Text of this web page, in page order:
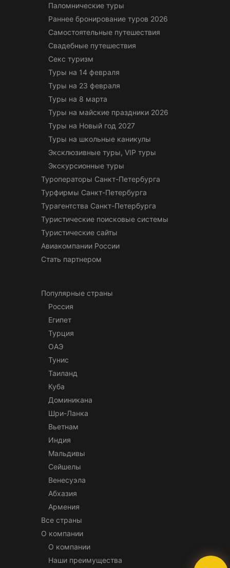
Паломнические туры
Раннее бронирование туров 2026
Самостоятельные путешествия
Свадебные путешествия
Секс туризм
Туры на 14 февраля
Туры на 23 февраля
Туры на 8 марта
Туры на майские праздники 2026
Туры на Новый год 2027
Туры на школьные каникулы
Эксклюзивные туры, VIP туры
Экскурсионные туры
Туроператоры Санкт-Петербурга
Турфирмы Санкт-Петербурга
Турагентства Санкт-Петербурга
Туристические поисковые системы
Туристические сайты
Авиакомпании России
Стать партнером
Популярные страны
Россия
Египет
Турция
ОАЭ
Тунис
Таиланд
Куба
Доминикана
Шри-Ланка
Вьетнам
Индия
Мальдивы
Сейшелы
Венесуэла
Абхазия
Армения
Все страны
О компании
О компании
Наши преимущества